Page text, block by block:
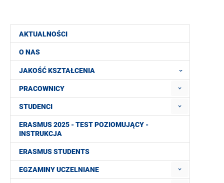
AKTUALNOŚCI
O NAS
JAKOŚĆ KSZTAŁCENIA
PRACOWNICY
STUDENCI
ERASMUS 2025 - TEST POZIOMUJĄCY -
INSTRUKCJA
ERASMUS STUDENTS
EGZAMINY UCZELNIANE